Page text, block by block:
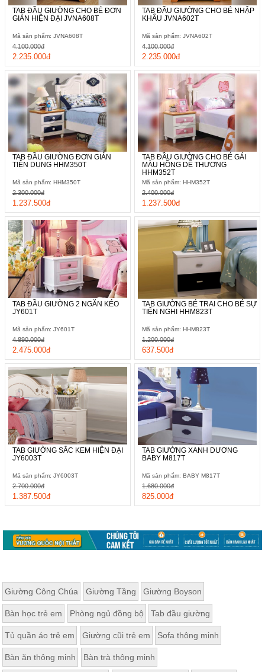
TAB ĐẦU GIƯỜNG CHO BÉ ĐƠN
GIẢN HIỆN ĐẠI JVNA608T
Mã sản phẩm: JVNA608T
2.235.000đ
4.100.000đ
TAB ĐẦU GIƯỜNG CHO BÉ NHẬP
KHẨU JVNA602T
Mã sản phẩm: JVNA602T
2.235.000đ
4.100.000đ
TAB ĐẦU GIƯỜNG ĐƠN GIẢN
TIỆN DỤNG HHM350T
Mã sản phẩm: HHM350T
1.237.500đ
2.300.000đ
TAB ĐẦU GIƯỜNG CHO BÉ GÁI
MÀU HỒNG DỄ THƯƠNG
HHM352T
Mã sản phẩm: HHM352T
1.237.500đ
2.400.000đ
TAB ĐẦU GIƯỜNG 2 NGĂN KÉO
JY601T
Mã sản phẩm: JY601T
2.475.000đ
4.890.000đ
TAB GIƯỜNG BÉ TRAI CHO BÉ SỰ
TIỆN NGHI HHM823T
Mã sản phẩm: HHM823T
637.500đ
1.200.000đ
TAB GIƯỜNG SẮC KEM HIỆN ĐẠI
JY6003T
Mã sản phẩm: JY6003T
1.387.500đ
2.700.000đ
TAB GIƯỜNG XANH DƯƠNG
BABY M817T
Mã sản phẩm: BABY M817T
825.000đ
1.680.000đ
Giường Công Chúa Giường Tầng Giường Boyson
Bàn học trẻ em Phòng ngủ đồng bộ Tab đầu giường
Tủ quần áo trẻ em Giường cũi trẻ em Sofa thông minh
Bàn ăn thông minh Bàn trà thông minh